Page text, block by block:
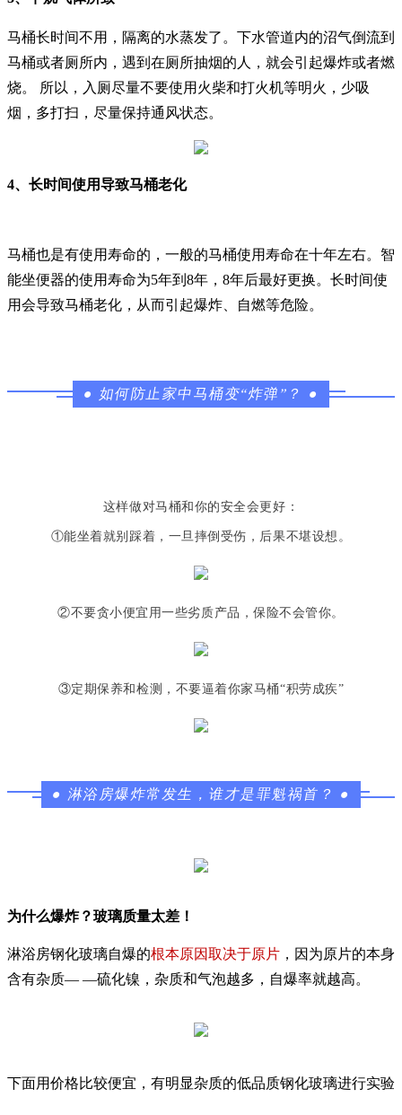
马桶长时间不用，隔离的水蒸发了。下水管道内的沼气倒流到
马桶或者厕所内，遇到在厕所抽烟的人，就会引起爆炸或者燃
烧。 所以，入厕尽量不要使用火柴和打火机等明火，少吸
烟，多打扫，尽量保持通风状态。
4、长时间使用导致马桶老化
马桶也是有使用寿命的，一般的马桶使用寿命在十年左右。智
能坐便器的使用寿命为5年到8年，8年后最好更换。长时间使
用会导致马桶老化，从而引起爆炸、自燃等危险。
● 如何防止家中马桶变“炸弹”？ ●
这样做对马桶和你的安全会更好：
①能坐着就别踩着，一旦摔倒受伤，后果不堪设想。
②不要贪小便宜用一些劣质产品，保险不会管你。
③定期保养和检测，不要逼着你家马桶“积劳成疾”
● 淋浴房爆炸常发生，谁才是罪魁祸首？ ●
为什么爆炸？玻璃质量太差！
淋浴房钢化玻璃自爆的根本原因取决于原片 ，因为原片的本身
含有杂质— —硫化镍，杂质和气泡越多，自爆率就越高。
下面用价格比较便宜，有明显杂质的低品质钢化玻璃进行实验